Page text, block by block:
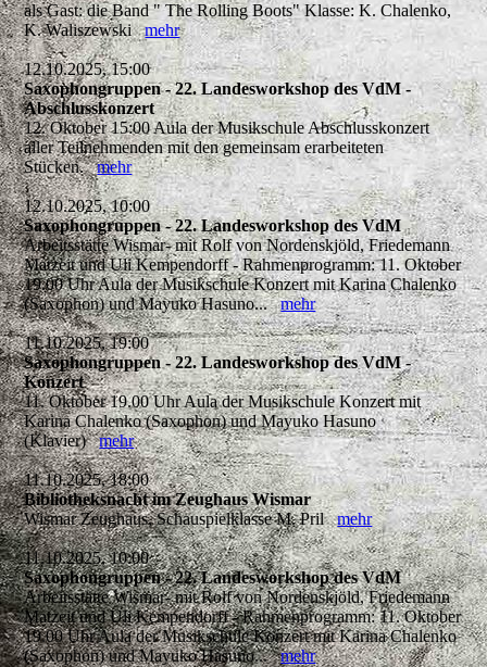
als Gast: die Band " The Rolling Boots" Klasse: K. Chalenko,
K. Waliszewskimehr
12.10.2025, 15:00
Saxophongruppen - 22. Landesworkshop des VdM -
Abschlusskonzert
12. Oktober 15:00 Aula der Musikschule Abschlusskonzert
aller Teilnehmenden mit den gemeinsam erarbeiteten
Stücken.mehr
12.10.2025, 10:00
Saxophongruppen - 22. Landesworkshop des VdM
Arbeitsstätte Wismar- mit Rolf von Nordenskjöld, Friedemann
Matzeit und Uli Kempendorff - Rahmenprogramm: 11. Oktober
19.00 Uhr Aula der Musikschule Konzert mit Karina Chalenko
(Saxophon) und Mayuko Hasuno...mehr
11.10.2025, 19:00
Saxophongruppen - 22. Landesworkshop des VdM -
Konzert
11. Oktober 19.00 Uhr Aula der Musikschule Konzert mit
Karina Chalenko (Saxophon) und Mayuko Hasuno
(Klavier)mehr
11.10.2025, 18:00
Bibliotheksnacht im Zeughaus Wismar
Wismar Zeughaus, Schauspielklasse M. Prilmehr
11.10.2025, 10:00
Saxophongruppen - 22. Landesworkshop des VdM
Arbeitsstätte Wismar- mit Rolf von Nordenskjöld, Friedemann
Matzeit und Uli Kempendorff - Rahmenprogramm: 11. Oktober
19.00 Uhr Aula der Musikschule Konzert mit Karina Chalenko
(Saxophon) und Mayuko Hasuno...mehr